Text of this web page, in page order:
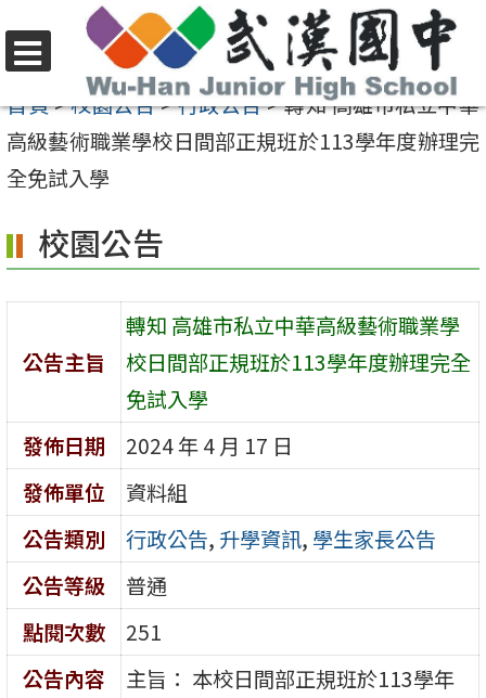
至
要
內
區
選
單
首頁>校園公告>行政公告>轉知 高雄市私立中華
高級藝術職業學校日間部正規班於113學年度辦理完
全免試入學
校園公告
公告主旨
轉知 高雄市私立中華高級藝術職業學
校日間部正規班於113學年度辦理完全
免試入學
發佈日期
2024 年 4 月 17 日
發佈單位
資料組
公告類別
行政公告, 升學資訊, 學生家長公告
公告等級
普通
點閱次數
251
公告內容
主旨： 本校日間部正規班於113學年